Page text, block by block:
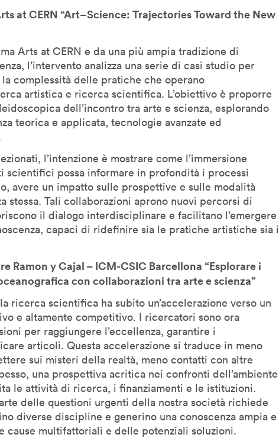
Van Mensvoort
Lessig
Liang
Manovich
Vlassenrood
Yao
Courchesne
Gambardella
Ferrara
El Bay
Castells
Wendt
Anne Fontenier
Kroker
Curtis
Rolston
Wolf
Banzi
Benayoun
Martino
Reilhac
at CERN “Art–Science: Trajectories Toward the New
Arts at CERN e da una più ampia tradizione di
l’intervento analizza una serie di casi studio per
la complessità delle pratiche che operano
artistica e ricerca scientifica. L’obiettivo è proporre
dell’incontro tra arte e scienza, esplorando
teorica e applicata, tecnologie avanzate ed
l’intenzione è mostrare come l’immersione
scientifici possa informare in profondità i processi
avere un impatto sulle prospettive e sulle modalità
stessa. Tali collaborazioni aprono nuovi percorsi di
il dialogo interdisciplinare e facilitano l’emergere
capaci di ridefinire sia le pratiche artistiche sia i
Ramon y Cajal – ICM-CSIC Barcellona “Esplorare i
con collaborazioni tra arte e scienza”
ricerca scientifica ha subito un’accelerazione verso un
e altamente competitivo. I ricercatori sono ora
per raggiungere l’eccellenza, garantire i
articoli. Questa accelerazione si traduce in meno
sui misteri della realtà, meno contatti con altre
una prospettiva acritica nei confronti dell’ambiente
le attività di ricerca, i finanziamenti e le istituzioni.
delle questioni urgenti della nostra società richiede
diverse discipline e generino una conoscenza ampia e
cause multifattoriali e delle potenziali soluzioni.